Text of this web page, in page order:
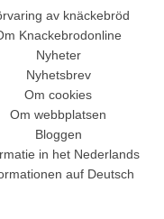
av knäckebröd
Knackebrodonline
Nyheter
Nyhetsbrev
Om cookies
Om webbplatsen
Bloggen
in het Nederlands
auf Deutsch